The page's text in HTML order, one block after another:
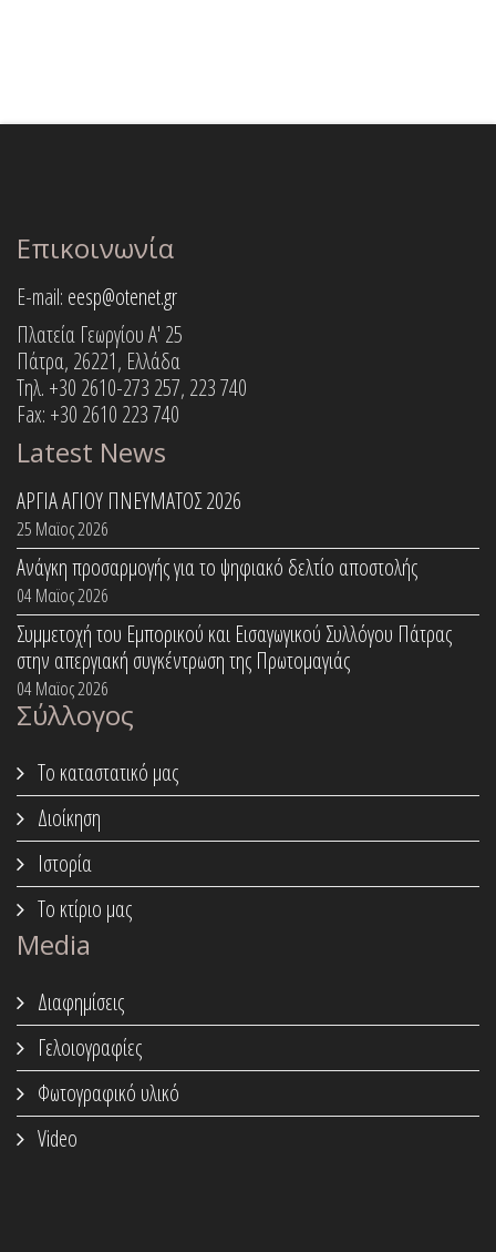
Επικοινωνία
E-mail: eesp@otenet.gr
Πλατεία Γεωργίου Α' 25
Πάτρα, 26221, Ελλάδα
Τηλ. +30 2610-273 257, 223 740
Fax: +30 2610 223 740
Latest News
ΑΡΓΙΑ ΑΓΙΟΥ ΠΝΕΥΜΑΤΟΣ 2026
25 Μαϊος 2026
Ανάγκη προσαρμογής για το ψηφιακό δελτίο αποστολής
04 Μαϊος 2026
Συμμετοχή του Εμπορικού και Εισαγωγικού Συλλόγου Πάτρας
στην απεργιακή συγκέντρωση της Πρωτομαγιάς
04 Μαϊος 2026
Σύλλογος
Το καταστατικό μας
Διοίκηση
Ιστορία
Το κτίριο μας
Media
Διαφημίσεις
Γελοιογραφίες
Φωτογραφικό υλικό
Video